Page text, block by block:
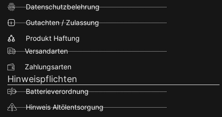
Datenschutzbelehrung
Gutachten / Zulassung
Produkt Haftung
Versandarten
Zahlungsarten
Hinweispflichten
Batterieverordnung
Hinweis Altölentsorgung